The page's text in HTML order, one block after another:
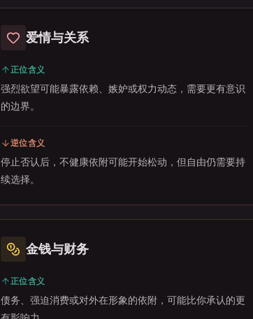
爱情与关系
正位含义
强烈欲望可能暴露依赖、嫉妒或权力动态，需要更有意识
的边界。
逆位含义
停止否认后，不健康依附可能开始松动，但自由仍需要持
续选择。
金钱与财务
正位含义
债务、强迫消费或对外在形象的依附，可能比你承认的更